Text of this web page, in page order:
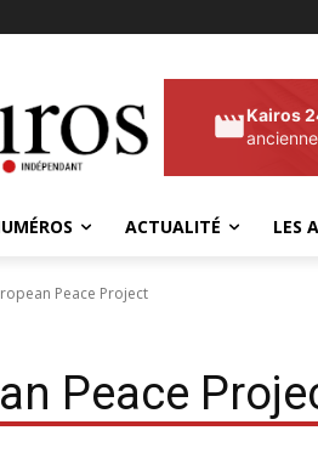
Kairos
ACTUALITÉ LES
Peace Project
Peace